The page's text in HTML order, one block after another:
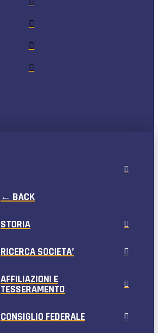
← BACK
STORIA
RICERCA SOCIETA’
AFFILIAZIONI E
TESSERAMENTO
CONSIGLIO FEDERALE